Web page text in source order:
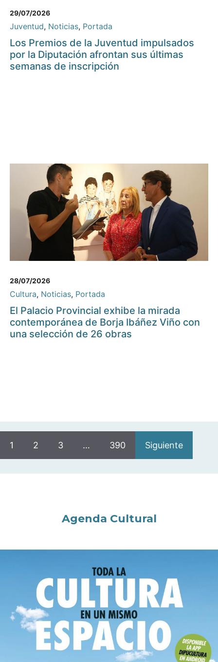
29/07/2026
Juventud, Noticias, Portada
Los Premios de la Juventud impulsados
por la Diputación afrontan sus últimas
semanas de inscripción
28/07/2026
Cultura, Noticias, Portada
El Palacio Provincial exhibe la mirada
contemporánea de Borja Ibáñez Viño con
una selección de 26 obras
1 2 3 … 390 Siguiente
Agenda Cultural